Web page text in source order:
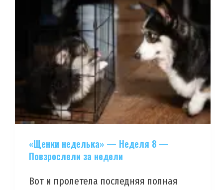
«Щенки неделька» — Неделя 8 —
Повзрослели за недели
Вот и пролетела последняя полная